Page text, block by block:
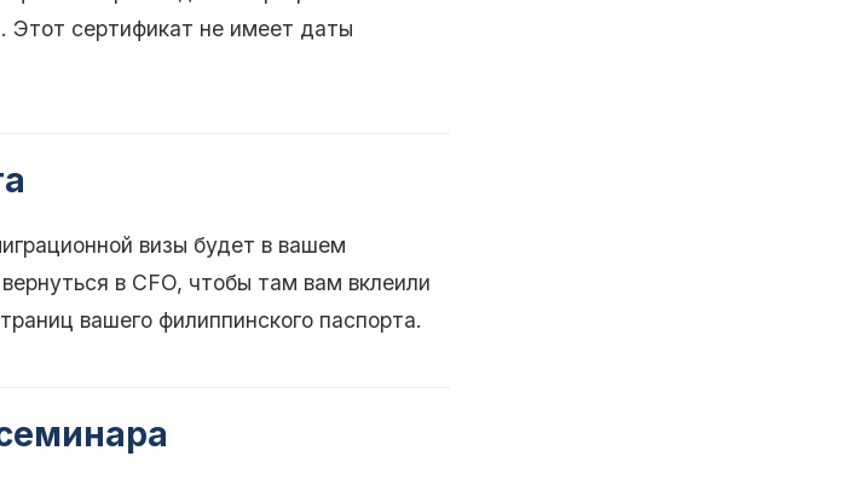
Этот сертификат не имеет даты
визы будет в вашем
в CFO, чтобы там вам вклеили
вашего филиппинского паспорта.